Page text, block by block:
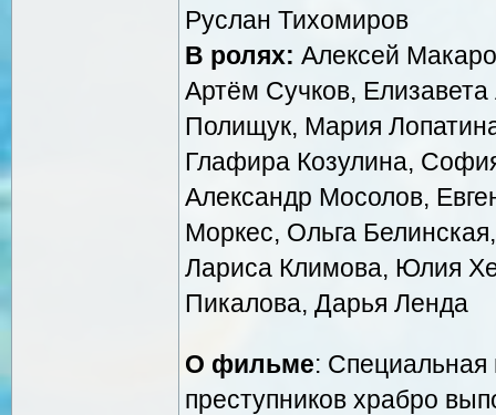
Руслан Тихомиров
В ролях: Алексей
Артём Сучков,
Полищук, Мария
Глафира Козулина,
Александр Мосолов,
Моркес, Ольга
Лариса Климова, Юлия
Пикалова, Дарья Ленда
О фильме: Специальная
преступников храбро